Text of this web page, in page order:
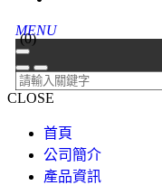
MENU
(0)
CLOSE
首頁
公司簡介
產品資訊